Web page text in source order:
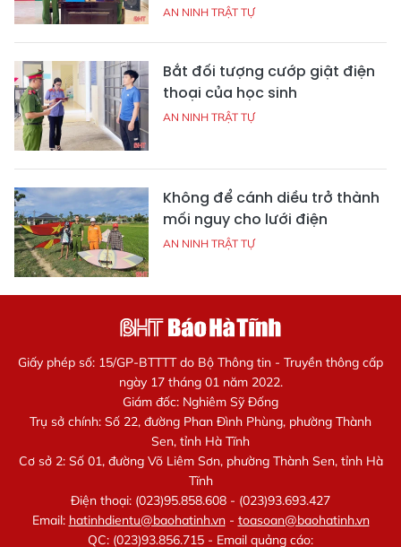
AN NINH TRẬT TỰ
Bắt đối tượng cướp giật điện
thoại của học sinh
AN NINH TRẬT TỰ
Không để cánh diều trở thành
mối nguy cho lưới điện
AN NINH TRẬT TỰ
Giấy phép số: 15/GP-BTTTT do Bộ Thông tin - Truyền thông cấp
ngày 17 tháng 01 năm 2022.
Giám đốc: Nghiêm Sỹ Đống
Trụ sở chính: Số 22, đường Phan Đình Phùng, phường Thành
Sen, tỉnh Hà Tĩnh
Cơ sở 2: Số 01, đường Võ Liêm Sơn, phường Thành Sen, tỉnh Hà
Tĩnh
Điện thoại: (023)95.858.608 - (023)93.693.427
Email: hatinhdientu@baohatinh.vn- toasoan@baohatinh.vn
QC: (023)93.856.715 - Email quảng cáo: